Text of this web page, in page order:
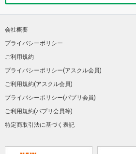
会社概要
プライバシーポリシー
ご利用規約
プライバシーポリシー(アスクル会員)
ご利用規約(アスクル会員)
プライバシーポリシー(パプリ会員)
ご利用規約(パプリ会員等)
特定商取引法に基づく表記